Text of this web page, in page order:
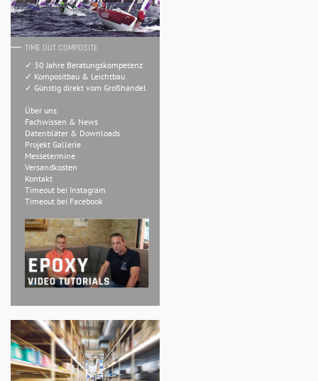
TIME OUT COMPOSITE
✓ 30 Jahre Beratungskompetenz
✓ Kompositbau & Leichtbau
✓ Günstig direkt vom Großhandel
Über uns
Fachwissen & News
Datenbläter & Downloads
Projekt Gallerie
Messetermine
Versandkosten
Kontakt
Timeout bei Instagram
Timeout bei Facebook